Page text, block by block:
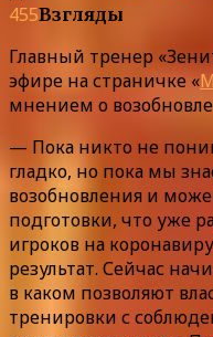
455Взгляды
Главный тренер
эфире на страничке «
мнением о
— Пока никто не
гладко, но пока мы
возобновления и
подготовки, что уже
игроков на
результат. Сейчас
в каком позволяют
тренировки с